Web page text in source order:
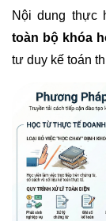
Nội dung thực
toàn bộ khóa
tư duy kế toán